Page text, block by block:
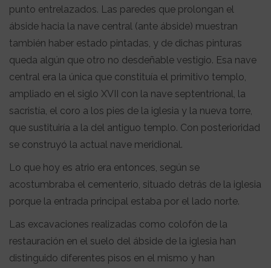
punto entrelazados. Las paredes que prolongan el
ábside hacia la nave central (ante ábside) muestran
también haber estado pintadas, y de dichas pinturas
queda algún que otro no desdeñable vestigio. Esa nave
central era la única que constituía el primitivo templo,
ampliado en el siglo XVII con la nave septentrional, la
sacristía, el coro a los pies de la iglesia y la nueva torre,
que sustituiría a la del antiguo templo. Con posterioridad
se construyó la actual nave meridional.
Lo que hoy es atrio era entonces, según se
acostumbraba el cementerio, situado detrás de la iglesia
porque la entrada principal estaba por el lado norte.
Las excavaciones realizadas como colofón de la
restauración en el suelo del ábside de la iglesia han
distinguido diferentes pisos en el mismo y han